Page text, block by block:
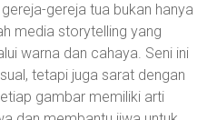
gereja tua bukan hanya
media storytelling yang
warna dan cahaya. Seni ini
tetapi juga sarat dengan
gambar memiliki arti